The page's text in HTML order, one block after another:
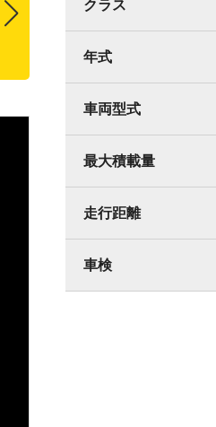
クラス
年式
車両型式
最大積載量
走行距離
車検